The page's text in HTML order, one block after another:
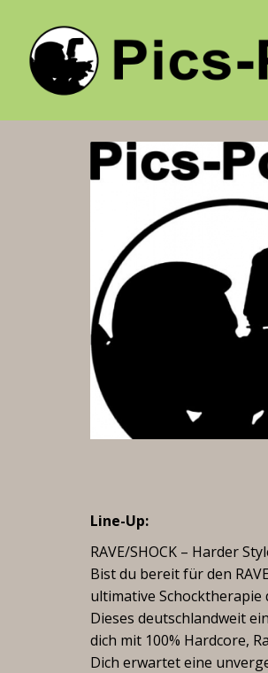
Line-Up:
RAVE/SHOCK – Harder
Bist du bereit für den
ultimative Schocktherapie
Dieses deutschlandweit
dich mit 100% Hardcore,
Dich erwartet eine